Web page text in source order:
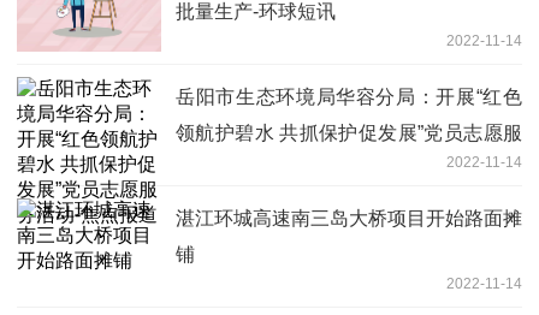
批量生产-环球短讯
2022-11-14
岳阳市生态环境局华容分局：开展“红色
领航护碧水 共抓保护促发展”党员志愿服
2022-11-14
湛江环城高速南三岛大桥项目开始路面摊
铺
2022-11-14